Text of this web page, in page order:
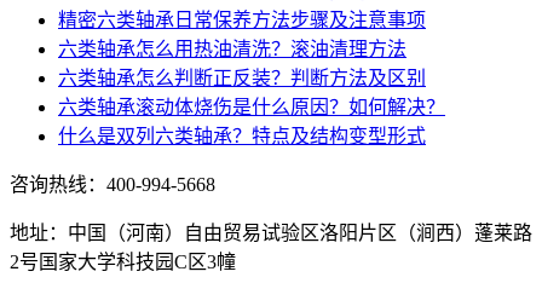
精密六类轴承日常保养方法步骤及注意事项
六类轴承怎么用热油清洗？滚油清理方法
六类轴承怎么判断正反装？判断方法及区别
六类轴承滚动体烧伤是什么原因？如何解决？
什么是双列六类轴承？特点及结构变型形式
咨询热线： 400-994-5668
地址：中国（河南）自由贸易试验区洛阳片区（涧西）蓬莱路
2号国家大学科技园C区3幢